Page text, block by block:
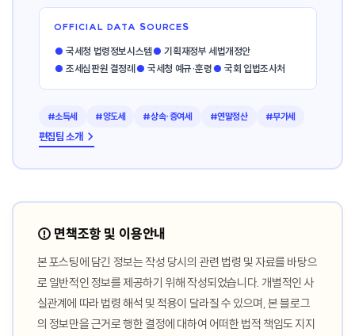
OFFICIAL DATA SOURCES
● 국세청 법령정보시스템● 기획재정부 세법개정안
● 조세심판원 결정례 ● 국세청 예규·훈령● 국회 입법조사처
#소득세 #양도세 #상속·증여세 #연말정산 #부가세
편집팀 소개 →
⚠️ 면책조항 및 이용안내
본 포스팅에 담긴 정보는 작성 당시의 관련 법령 및 자료를 바탕으
로 일반적인 정보를 제공하기 위해 작성되었습니다. 개별적인 사
실관계에 따라 법령 해석 및 적용이 달라질 수 있으며, 본 블로그
의 정보만을 근거로 행한 결정에 대하여 어떠한 법적 책임도 지지